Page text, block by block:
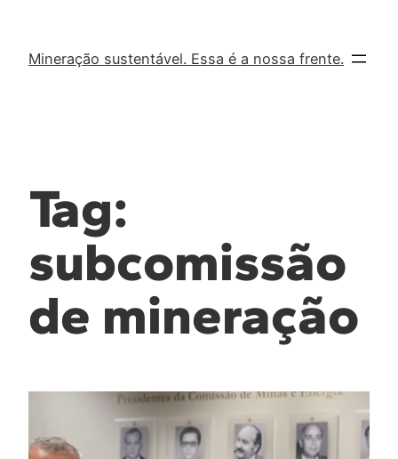
Mineração sustentável. Essa é a nossa frente.
Tag:
subcomissão
de mineração